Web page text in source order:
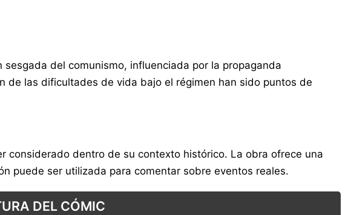
del comunismo, influenciada por la propaganda
de las dificultades de vida bajo el régimen han sido puntos de
dentro de su contexto histórico. La obra ofrece una
puede ser utilizada para comentar sobre eventos reales.
DEL CÓMIC